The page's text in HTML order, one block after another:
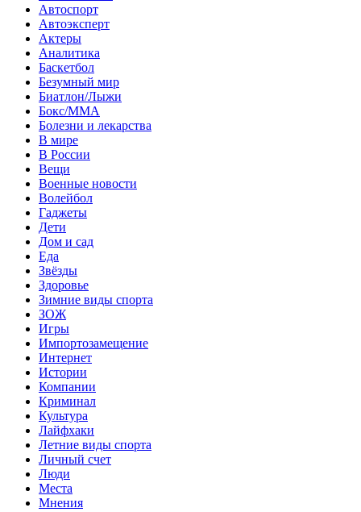
Автоспорт
Автоэксперт
Актеры
Аналитика
Баскетбол
Безумный мир
Биатлон/Лыжи
Бокс/MMA
Болезни и лекарства
В мире
В России
Вещи
Военные новости
Волейбол
Гаджеты
Дети
Дом и сад
Еда
Звёзды
Здоровье
Зимние виды спорта
ЗОЖ
Игры
Импортозамещение
Интернет
Истории
Компании
Криминал
Культура
Лайфхаки
Летние виды спорта
Личный счет
Люди
Места
Мнения